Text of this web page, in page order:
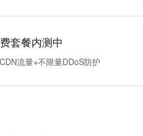
套餐内测中
流量+不限量DDoS防护